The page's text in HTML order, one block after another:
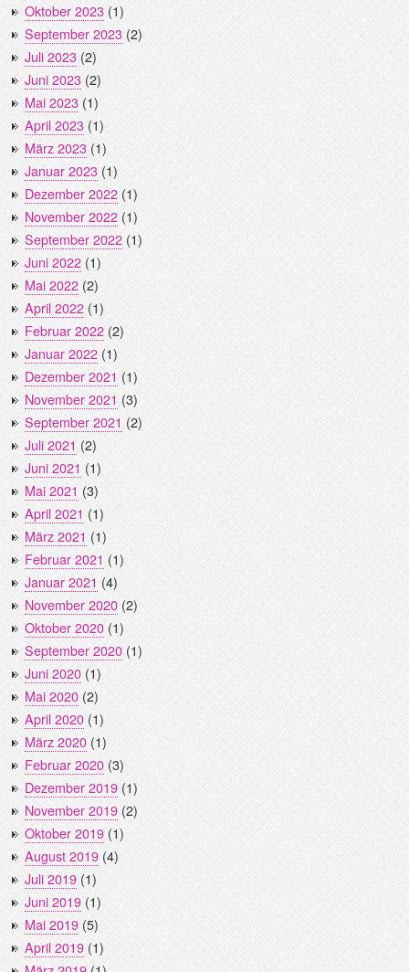
Oktober 2023(1)
September 2023(2)
Juli 2023(2)
Juni 2023(2)
Mai 2023(1)
April 2023(1)
März 2023(1)
Januar 2023(1)
Dezember 2022(1)
November 2022(1)
September 2022(1)
Juni 2022(1)
Mai 2022(2)
April 2022(1)
Februar 2022(2)
Januar 2022(1)
Dezember 2021(1)
November 2021(3)
September 2021(2)
Juli 2021(2)
Juni 2021(1)
Mai 2021(3)
April 2021(1)
März 2021(1)
Februar 2021(1)
Januar 2021(4)
November 2020(2)
Oktober 2020(1)
September 2020(1)
Juni 2020(1)
Mai 2020(2)
April 2020(1)
März 2020(1)
Februar 2020(3)
Dezember 2019(1)
November 2019(2)
Oktober 2019(1)
August 2019(4)
Juli 2019(1)
Juni 2019(1)
Mai 2019(5)
April 2019(1)